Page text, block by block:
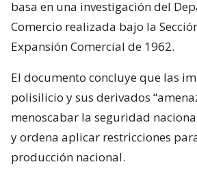
basa en una investigación del
Comercio realizada bajo la
Expansión Comercial de 1962.
El documento concluye que las
polisilicio y sus derivados
menoscabar la seguridad
y ordena aplicar restricciones
producción nacional.